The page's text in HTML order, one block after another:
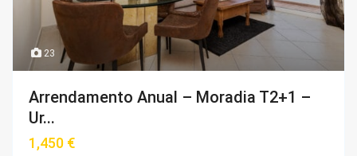
23
Arrendamento Anual – Moradia T2+1 –
Ur...
1,450 €